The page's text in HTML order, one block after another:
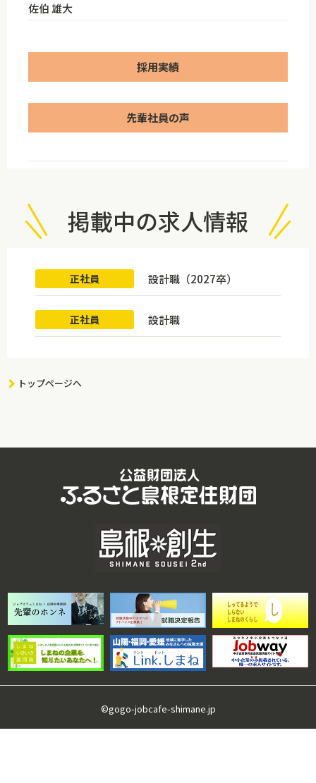
佐伯 雄大
採用実績
先輩社員の声
掲載中の求人情報
正社員 設計職（2027卒）
正社員 設計職
トップページへ
©gogo-jobcafe-shimane.jp